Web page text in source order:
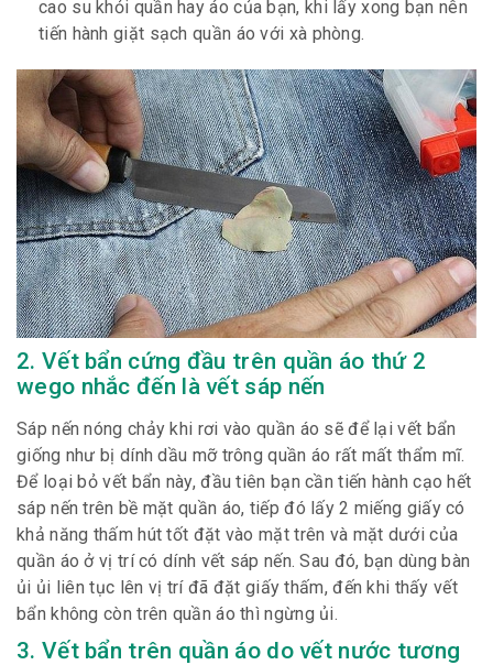
cao su khỏi quần hay áo của bạn, khi lấy xong bạn nên
tiến hành giặt sạch quần áo với xà phòng.
2. Vết bẩn cứng đầu trên quần áo thứ 2
wego nhắc đến là vết sáp nến
Sáp nến nóng chảy khi rơi vào quần áo sẽ để lại vết bẩn
giống như bị dính dầu mỡ trông quần áo rất mất thẩm mĩ.
Để loại bỏ vết bẩn này, đầu tiên bạn cần tiến hành cạo hết
sáp nến trên bề mặt quần áo, tiếp đó lấy 2 miếng giấy có
khả năng thấm hút tốt đặt vào mặt trên và mặt dưới của
quần áo ở vị trí có dính vết sáp nến. Sau đó, bạn dùng bàn
ủi ủi liên tục lên vị trí đã đặt giấy thấm, đến khi thấy vết
bẩn không còn trên quần áo thì ngừng ủi.
3. Vết bẩn trên quần áo do vết nước tương